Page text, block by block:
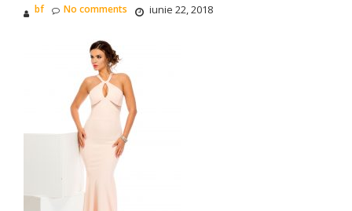
bf iunie 22, 2018
No comments